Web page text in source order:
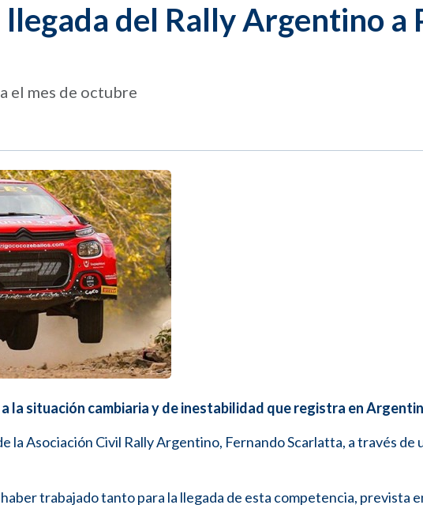
del Rally Argentino a
el mes de octubre
la situación cambiaria y de inestabilidad que registra en
la Asociación Civil Rally Argentino, Fernando Scarlatta, a través de
trabajado tanto para la llegada de esta competencia, prevista